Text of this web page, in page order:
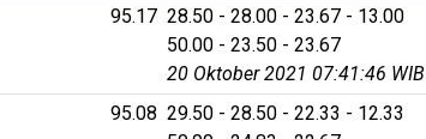
95.17 28.50 - 28.00 - 23.67 - 13.00
50.00 - 23.50 - 23.67
20 Oktober 2021 07:41:46 WIB
95.08 29.50 - 28.50 - 22.33 - 12.33